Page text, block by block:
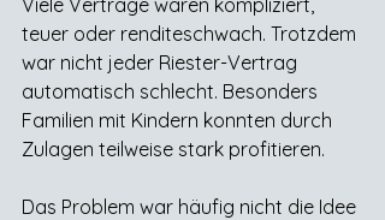
Viele Verträge waren kompliziert,
teuer oder renditeschwach. Trotzdem
war nicht jeder Riester-Vertrag
automatisch schlecht. Besonders
Familien mit Kindern konnten durch
Zulagen teilweise stark profitieren.
Das Problem war häufig nicht die Idee